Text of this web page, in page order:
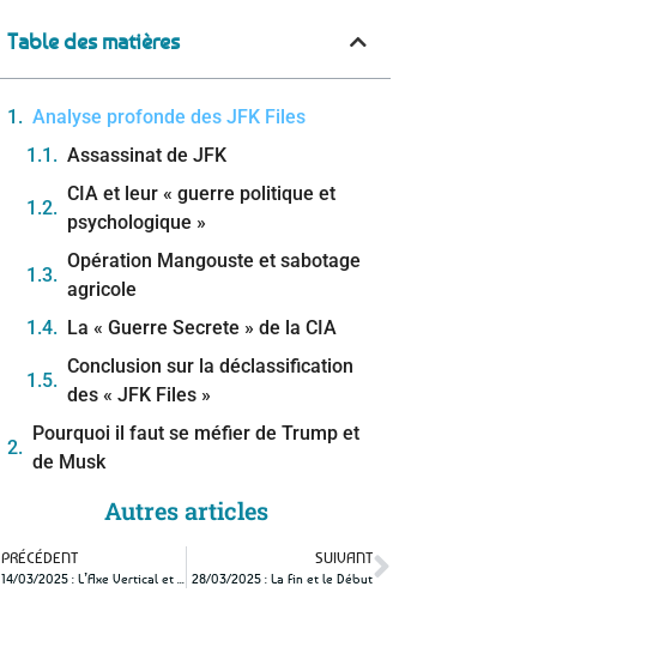
Table des matières
Analyse profonde des JFK Files
Assassinat de JFK
CIA et leur « guerre politique et
psychologique »
Opération Mangouste et sabotage
agricole
La « Guerre Secrete » de la CIA
Conclusion sur la déclassification
des « JFK Files »
Pourquoi il faut se méfier de Trump et
de Musk
Les souris ont voté pour des
chats…
Trump n’est pas si MAGA que ça…
Autres articles
PRÉCÉDENT SUIVANT
28/03/2025 : La Fin et le Début